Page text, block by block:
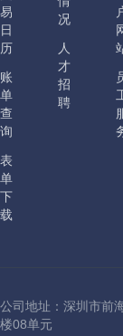
易
日
历
账
单
查
询
表
单
下
载
况
人
才
招
聘
公司地址：深圳市前
楼08单元